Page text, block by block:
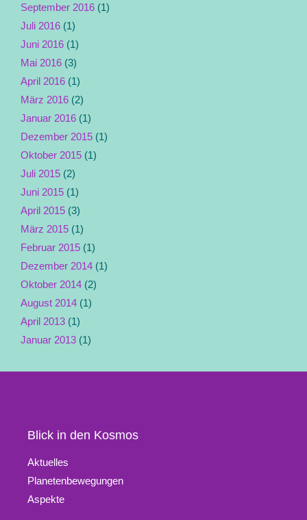
September 2016 (1)
Juli 2016 (1)
Juni 2016 (1)
Mai 2016 (3)
April 2016 (1)
März 2016 (2)
Januar 2016 (1)
Dezember 2015 (1)
Oktober 2015 (1)
Juli 2015 (2)
Juni 2015 (1)
April 2015 (3)
März 2015 (1)
Februar 2015 (1)
Dezember 2014 (1)
Oktober 2014 (2)
August 2014 (1)
April 2013 (1)
Januar 2013 (1)
Blick in den Kosmos
Aktuelles
Planetenbewegungen
Aspekte